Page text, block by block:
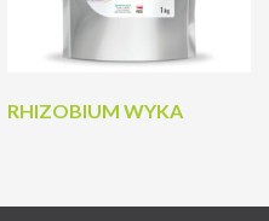
RHIZOBIUM WYKA